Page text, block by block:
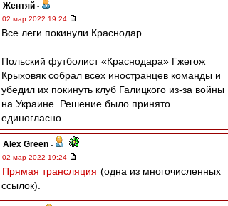
Жентяй -
02 мар 2022 19:24
Все леги покинули Краснодар.
Польский футболист «Краснодара» Гжегож
Крыховяк собрал всех иностранцев команды и
убедил их покинуть клуб Галицкого из-за войны
на Украине. Решение было принято
единогласно.
Alex Green -
02 мар 2022 19:24
Прямая трансляция (одна из многочисленных
ссылок).